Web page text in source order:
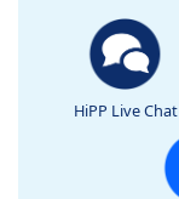
HiPP Live Chat